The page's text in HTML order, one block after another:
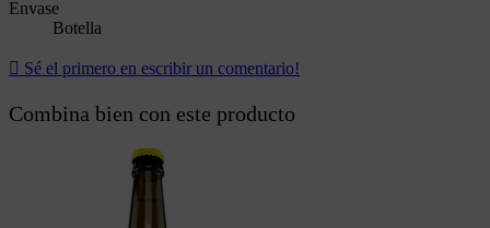
Envase
Botella
 Sé el primero en escribir un comentario!
Combina bien con este producto